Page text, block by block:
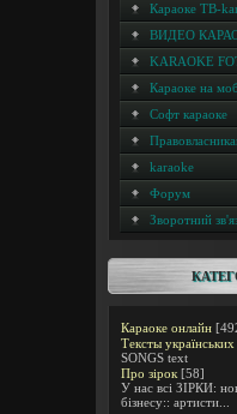
Караоке ТВ-
ВИДЕО
KARAOKE
Караоке на
Софт караоке
karaoke
Форум
Зворотний
Караоке онлайн
Тексты українських
SONGS text
Про зірок [58]
У нас всі ЗІРКИ:
бізнесу:: артисти...